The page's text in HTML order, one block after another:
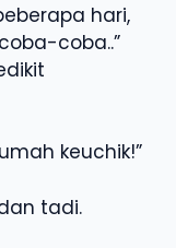
hari,
coba..”
keuchik!”
tadi.